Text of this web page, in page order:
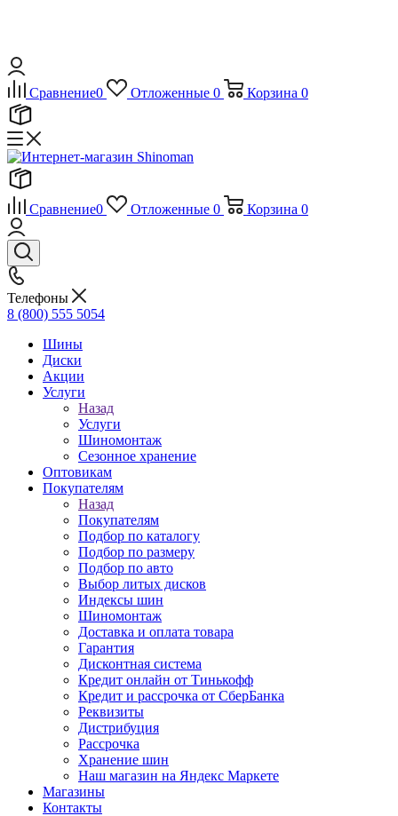
Сравнение0 Отложенные 0 Корзина 0
Сравнение0 Отложенные 0 Корзина 0
Телефоны
8 (800) 555 5054
Шины
Диски
Акции
Услуги
Назад
Услуги
Шиномонтаж
Сезонное хранение
Оптовикам
Покупателям
Назад
Покупателям
Подбор по каталогу
Подбор по размеру
Подбор по авто
Выбор литых дисков
Индексы шин
Шиномонтаж
Доставка и оплата товара
Гарантия
Дисконтная система
Кредит онлайн от Тинькофф
Кредит и рассрочка от СберБанка
Реквизиты
Дистрибуция
Рассрочка
Хранение шин
Наш магазин на Яндекс Маркете
Магазины
Контакты